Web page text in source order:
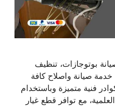
بوتوجازات، تنظيف
صيانة واصلاح كافة
فنية متميزة وباستخدام
مع توافر قطع غيار